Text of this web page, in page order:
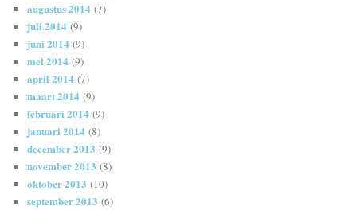
augustus 2014 (7)
juli 2014 (9)
juni 2014 (9)
mei 2014 (9)
april 2014 (7)
maart 2014 (9)
februari 2014 (9)
januari 2014 (8)
december 2013 (9)
november 2013 (8)
oktober 2013 (10)
september 2013 (6)